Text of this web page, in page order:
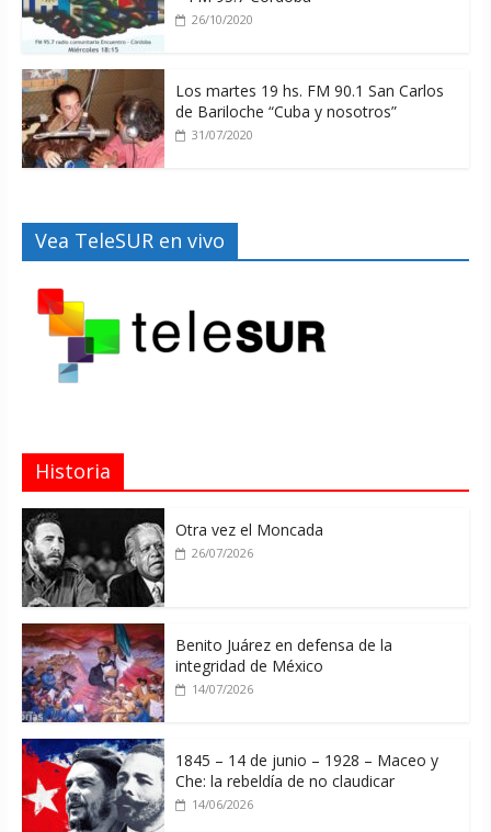
26/10/2020
Los martes 19 hs. FM 90.1 San Carlos
de Bariloche “Cuba y nosotros”
31/07/2020
Vea TeleSUR en vivo
Historia
Otra vez el Moncada
26/07/2026
Benito Juárez en defensa de la
integridad de México
14/07/2026
1845 – 14 de junio – 1928 – Maceo y
Che: la rebeldía de no claudicar
14/06/2026